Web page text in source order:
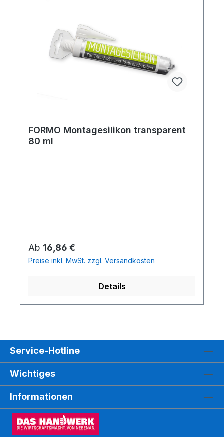
FORMO Montagesilikon transparent
80 ml
Regulärer Preis:
Ab 16,86 €
Preise inkl. MwSt. zzgl. Versandkosten
Details
Service-Hotline
Wichtiges
Informationen